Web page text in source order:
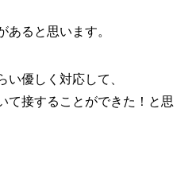
あると思います。
い優しく対応して、
て接することができた！と思